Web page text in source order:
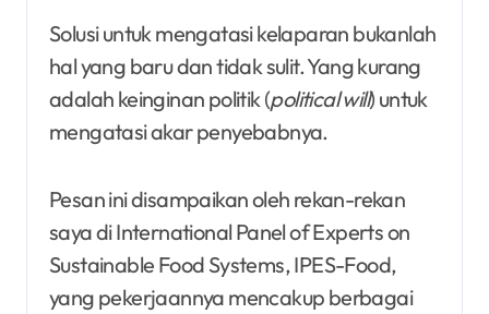
Solusi untuk mengatasi kelaparan bukanlah
hal yang baru dan tidak sulit. Yang kurang
adalah keinginan politik (political will) untuk
mengatasi akar penyebabnya.
Pesan ini disampaikan oleh rekan-rekan
saya di International Panel of Experts on
Sustainable Food Systems, IPES-Food,
yang pekerjaannya mencakup berbagai